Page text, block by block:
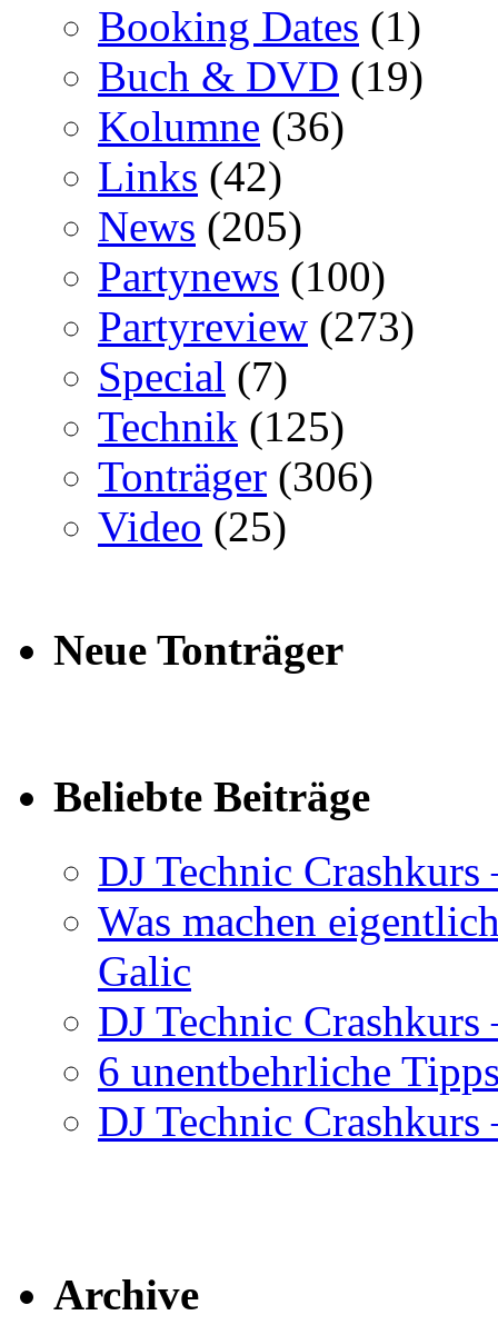
Booking Dates (1)
Buch & DVD (19)
Kolumne (36)
Links (42)
News (205)
Partynews (100)
Partyreview (273)
Special (7)
Technik (125)
Tonträger (306)
Video (25)
Neue Tonträger
Beliebte Beiträge
DJ Technic
Was machen
Galic
DJ Technic
6 unentbehrliche
DJ Technic
Archive